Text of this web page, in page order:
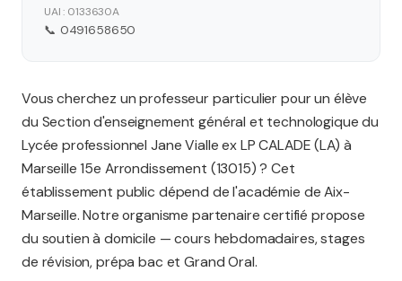
UAI : 0133630A
📞 0491658650
Vous cherchez un professeur particulier pour un élève
du Section d'enseignement général et technologique du
Lycée professionnel Jane Vialle ex LP CALADE (LA) à
Marseille 15e Arrondissement (13015) ? Cet
établissement public dépend de l'académie de Aix-
Marseille. Notre organisme partenaire certifié propose
du soutien à domicile — cours hebdomadaires, stages
de révision, prépa bac et Grand Oral.